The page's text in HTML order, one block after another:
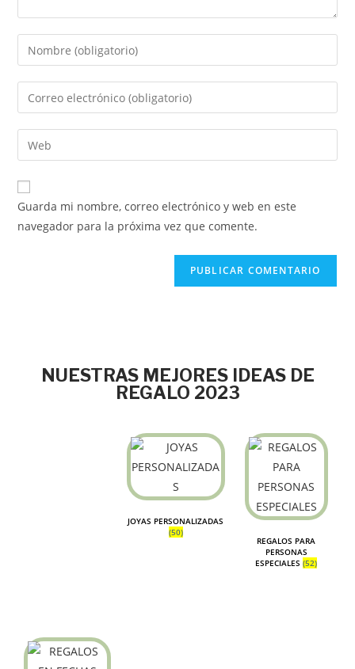
Guarda mi nombre, correo electrónico y web en este
navegador para la próxima vez que comente.
NUESTRAS MEJORES IDEAS DE
REGALO 2023
JOYAS PERSONALIZADAS
(50)
REGALOS PARA
PERSONAS
ESPECIALES(52)